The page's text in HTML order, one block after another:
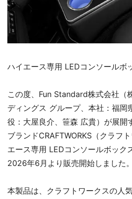
ハイエース専用 LEDコンソールボ
この度、Fun Standard株式会社（
ディングス グループ、本社：福岡
役：大屋良介、笹森 広貴）が展開
ブランドCRAFTWORKS（クラフ
エース専用 LEDコンソールボック
2026年6月より販売開始しました。
本製品は、クラフトワークスの人